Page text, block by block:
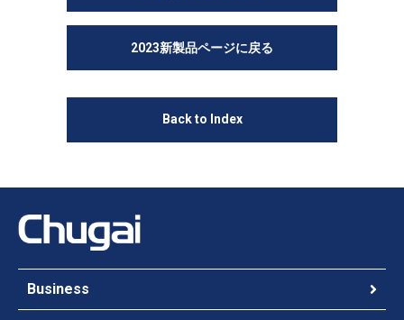
2023新製品ページに戻る
Back to Index
Business